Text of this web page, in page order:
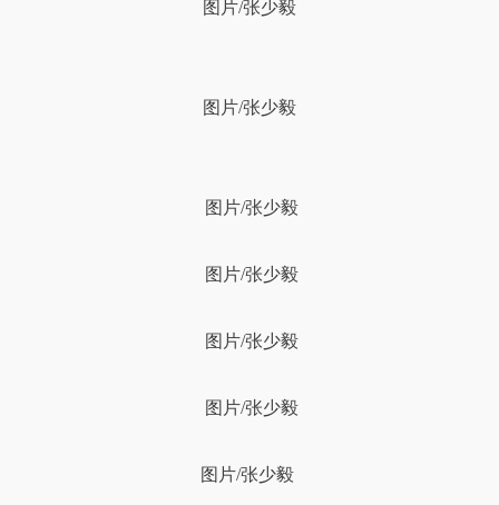
图片/张少毅
图片/张少毅
图片/张少毅
图片/张少毅
图片/张少毅
图片/张少毅
图片/张少毅